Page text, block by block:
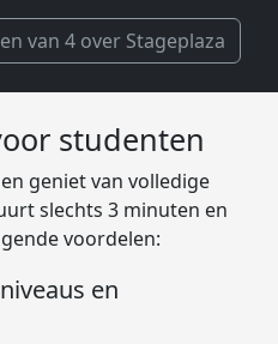
van 4 over Stageplaza
studenten
geniet van volledige
slechts 3 minuten en
voordelen:
en